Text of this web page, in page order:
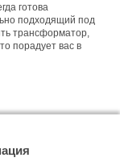
готова
подходящий под
трансформатор,
порадует вас в